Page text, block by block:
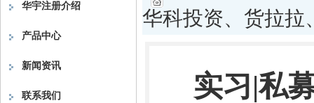
华宇注册介绍
产品中心
新闻资讯
联系我们
华科投资、货拉拉
实习|私